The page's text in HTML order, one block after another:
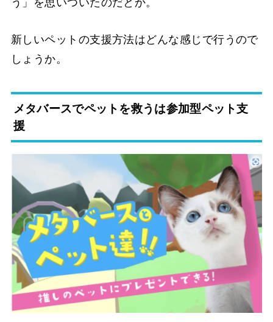
う」を思いついたのだとか。
新しいペットの支援方法はどんな感じで行うので
しょうか。
メタバースでペットを救うは参加型ペット支
援